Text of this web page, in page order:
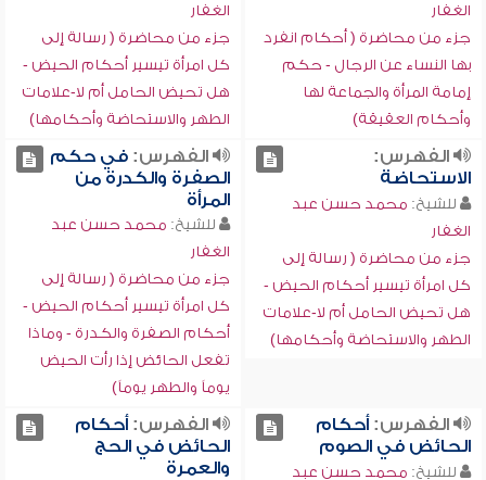
الغفار
جزء من محاضرة ( أحكام انفرد
بها النساء عن الرجال - حكم
إمامة المرأة والجماعة لها
وأحكام العقيقة)
الغفار
جزء من محاضرة ( رسالة إلى
كل امرأة تيسير أحكام الحيض -
هل تحيض الحامل أم لا-علامات
الطهر والاستحاضة وأحكامها)
الفهرس:
الاستحاضة
للشيخ: محمد حسن عبد
الغفار
جزء من محاضرة ( رسالة إلى
كل امرأة تيسير أحكام الحيض -
هل تحيض الحامل أم لا-علامات
الطهر والاستحاضة وأحكامها)
الفهرس:في حكم
الصفرة والكدرة من
المرأة
للشيخ: محمد حسن عبد
الغفار
جزء من محاضرة ( رسالة إلى
كل امرأة تيسير أحكام الحيض -
أحكام الصفرة والكدرة - وماذا
تفعل الحائض إذا رأت الحيض
يوماً والطهر يوماً)
الفهرس:أحكام
الحائض في الصوم
للشيخ: محمد حسن عبد
الفهرس:أحكام
الحائض في الحج
والعمرة